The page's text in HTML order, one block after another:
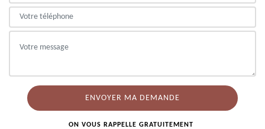
ON VOUS RAPPELLE GRATUITEMENT